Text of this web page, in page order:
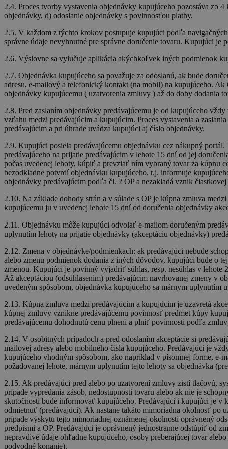
2.4. Proces tvorby vystavenia objednávky kupujúceho pozostáva zo
objednávky, d) odoslanie objednávky s povinnosťou platby.
2.5. V každom z týchto krokov postupuje kupujúci podľa
správne údaje nevyhnutné pre správne doručenie tovaru. Kupujúci
2.6. Výslovne sa vylučuje aplikácia akýchkoľvek iných podmienok
2.7. Objednávka kupujúceho sa považuje za odoslanú, ak bude
adresu, e-mailový a telefonický kontakt (na mobil) na kupujúceho.
objednávky kupujúcemu ( uzatvorenia zmluvy ) až do doby dodania
2.8. Pred zaslaním objednávky predávajúcemu je od kupujúceho
vzťahu medzi predávajúcim a kupujúcim. Proces vystavenia a
predávajúcim a pri úhrade uvádza kupujúci aj číslo objednávky.
2.9. Kupujúci posiela predávajúcemu objednávku cez nákupný
predávajúceho na prijatie predávajúcim v lehote 15 dní od jej
počas uvedenej lehoty, kúpiť a prevziať ním vybraný tovar za kúpnu
bezodkladne potvrdí objednávku kupujúceho, t.j. informuje
objednávky predávajúcim podľa čl. 2 OP a nezakladá vznik
2.10. Na základe dohody strán a v súlade s OP je kúpna zmluva
kupujúcemu ju v uvedenej lehote 15 dní od doručenia objednávky
2.11. Objednávku môže kupujúci odvolať e-mailom doručeným
uplynutím lehoty na prijatie objednávky (akceptáciu objednávky)
2.12. Zmena v objednávke/podmienkach: ak predávajúci nebude
alebo zmenu podmienok dodania z iných dôvodov, kupujúci bude o
zmenou. Kupujúci je povinný vyjadriť súhlas, resp. nesúhlas v lehote
Až akceptáciou (odsúhlasením) predávajúcim navrhovanej zmeny v
uvedeným spôsobom, objednávka kupujúceho sa márnym uplynutím
2.13. Kúpna zmluva medzi predávajúcim a kupujúcim je uzavretá
kúpnej zmluvy vznikne predávajúcemu povinnosť predmet kúpy
predávajúcemu dohodnutú cenu plnení a plniť povinnosti podľa
2.14. V osobitných prípadoch a pred odoslaním akceptácie si
mailovej adresy alebo mobilného čísla kupujúceho. Predávajúci je
kupujúceho vhodným spôsobom, ako napríklad v písomnej forme, e-
požadovanej lehote, márnym uplynutím tejto lehoty sa objednávka
2.15. Ak predávajúci pred alebo po uzatvorení zmluvy zistí tlačovú,
prípade vypredania zásob, nedostupnosti tovaru alebo ak nie je
skutočnosti bude informovať kupujúceho. Predávajúci i kupujúci je
odmietnuť (predávajúci). Ak nastane takáto mimoriadna okolnosť po
prípade výskytu tejto mimoriadnej oznámenej okolnosti oprávnený
predpismi a OP. Predávajúci je oprávnený jednostranne odstúpiť od
nepravdivé údaje ohľadne kupujúceho, osoby preberajúcej tovar
podvodné konanie).
/
_ga_ZLBH4PF5NF
_ga
Meno
Poskytovateľ
/ Doména
.tebau.sk
_fbp
Meta
Platform
.tebau.sk
PrestaShop-